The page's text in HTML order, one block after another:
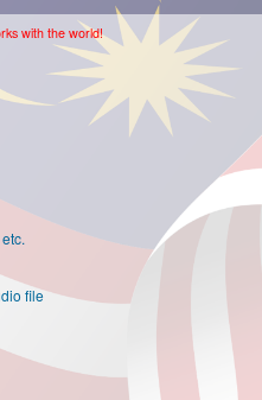
with the world!
file